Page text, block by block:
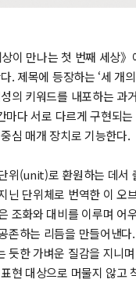
이 만나는 첫 번째 세상
. 제목에 등장하는 ‘세 개
의 키워드를 내포하는 과
마다 서로 다르게 구현되
심 매개 장치로 기능한다.
위(unit)로 환원하는 데서
닌 단위체로 번역한 이 오
조화와 대비를 이루며 어
존하는 리듬을 만들어낸
듯한 가벼운 질감을 지니
현 대상으로 머물지 않고